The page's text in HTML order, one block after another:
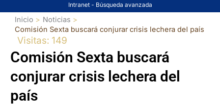
Intranet - Búsqueda avanzada
Inicio
Noticias
Comisión Sexta buscará conjurar crisis lechera del país
Visitas: 149
Comisión Sexta buscará
conjurar crisis lechera del
país